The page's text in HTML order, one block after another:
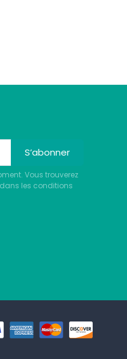
S’abonner
Vous trouverez
les conditions